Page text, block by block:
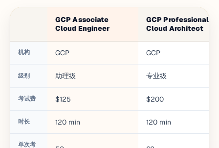
GCP Associate
Cloud Engineer
GCP Professional
Cloud Architect
机构 GCP GCP
级别 助理级 专业级
考试费 $125 $200
时长 120 min 120 min
单次考